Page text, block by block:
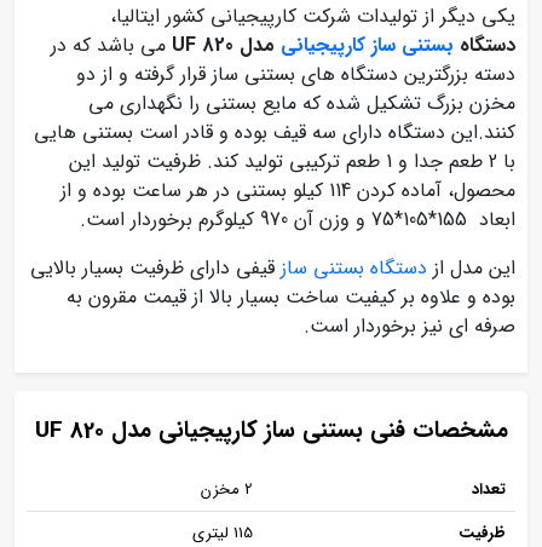
یکی دیگر از تولیدات شرکت کارپیجیانی کشور ایتالیا،
دستگاه بستنی ساز کارپیجیانی مدل UF 820
می باشد که در
دسته بزرگترین دستگاه های بستنی ساز قرار گرفته و از دو
مخزن بزرگ تشکیل شده که مایع بستنی را نگهداری می
کنند.این دستگاه دارای سه قیف بوده و قادر است بستنی هایی
با 2 طعم جدا و 1 طعم ترکیبی تولید کند. ظرفیت تولید این
محصول، آماده کردن 114 کیلو بستنی در هر ساعت بوده و از
ابعاد 155*105*75 و وزن آن 970 کیلوگرم برخوردار است.
این مدل از دستگاه بستنی ساز قیفی دارای ظرفیت بسیار بالایی
بوده و علاوه بر کیفیت ساخت بسیار بالا از قیمت مقرون به
صرفه ای نیز برخوردار است.
مشخصات فنی بستنی ساز کارپیجیانی مدل UF 820
تعداد
2 مخزن
ظرفیت
115 لیتری